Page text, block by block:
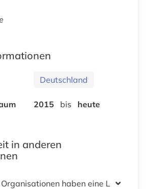
Deutschland
2015 bis heute
in anderen
haben eine Lizenz